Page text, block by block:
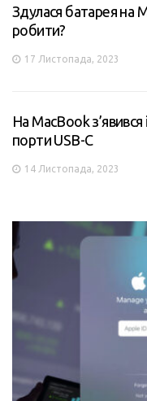
Здулася батарея на
робити?
17 Листопада, 2023
На MacBook
порти USB-C
14 Листопада, 2023